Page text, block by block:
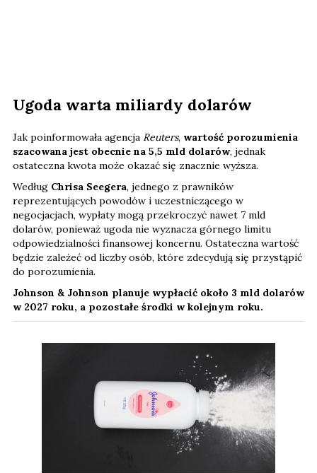
Ugoda warta miliardy dolarów
Jak poinformowała agencja Reuters, wartość porozumienia
szacowana jest obecnie na 5,5 mld dolarów, jednak
ostateczna kwota może okazać się znacznie wyższa.
Według Chrisa Seegera, jednego z prawników
reprezentujących powodów i uczestniczącego w
negocjacjach, wypłaty mogą przekroczyć nawet 7 mld
dolarów, ponieważ ugoda nie wyznacza górnego limitu
odpowiedzialności finansowej koncernu. Ostateczna wartość
będzie zależeć od liczby osób, które zdecydują się przystąpić
do porozumienia.
Johnson & Johnson planuje wypłacić około 3 mld dolarów
w 2027 roku, a pozostałe środki w kolejnym roku.